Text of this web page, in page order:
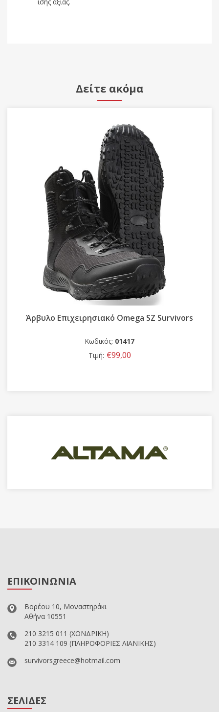
Δείτε ακόμα
Άρβυλο Επιχειρησιακό Omega SZ Survivors
Κωδικός: 01417
Τιμή: €99,00
ΕΠΙΚΟΙΝΩΝΙΑ
Βορέου 10, Μοναστηράκι
Αθήνα 10551
210 3215 011 (ΧΟΝΔΡΙΚΗ)
210 3314 109 (ΠΛΗΡΟΦΟΡΙΕΣ ΛΙΑΝΙΚΗΣ)
survivorsgreece@hotmail.com
ΣΕΛΙΔΕΣ